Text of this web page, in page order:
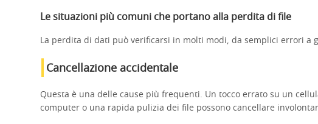
Le situazioni più comuni che portano alla perdita di file
La perdita di dati può verificarsi in molti modi, da semplici errori a
Cancellazione accidentale
Questa è una delle cause più frequenti. Un tocco errato su un
computer o una rapida pulizia dei file possono cancellare